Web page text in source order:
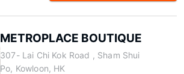
METROPLACE BOUTIQUE
307- Lai Chi Kok Road , Sham Shui
Po, Kowloon, HK